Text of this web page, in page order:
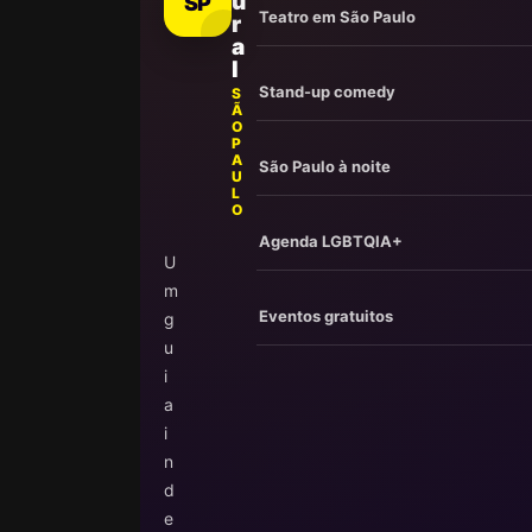
r
a
l
S
Ã
O
P
A
U
L
O
U
m
g
u
i
a
i
n
d
e
Teatro em São Paulo
Stand-up comedy
São Paulo à noite
Agenda LGBTQIA+
Eventos gratuitos